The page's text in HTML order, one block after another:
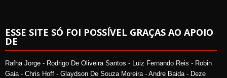
ESSE SITE SÓ FOI POSSÍVEL GRAÇAS AO APOIO
DE
Rafha Jorge - Rodrigo De Oliveira Santos - Luiz Fernando Reis - Robin
Gaia - Chris Hoff - Glaydson De Souza Moreira - Andre Baida - Deze